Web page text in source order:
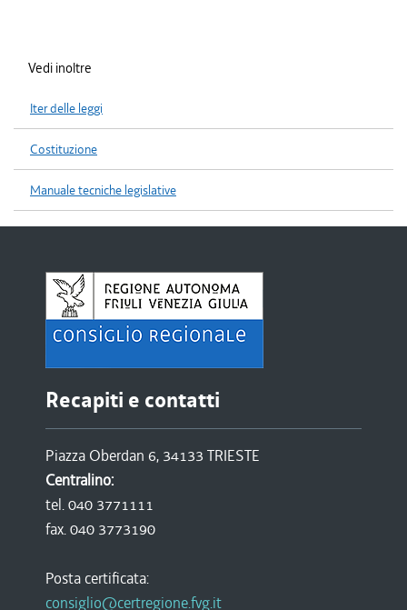
Vedi inoltre
Iter delle leggi
Costituzione
Manuale tecniche legislative
Recapiti e contatti
Piazza Oberdan 6, 34133 TRIESTE
Centralino:
tel. 040 3771111
fax. 040 3773190
Posta certificata:
consiglio@certregione.fvg.it